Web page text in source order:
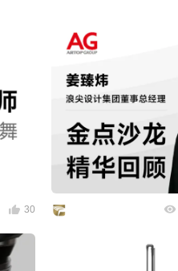
30